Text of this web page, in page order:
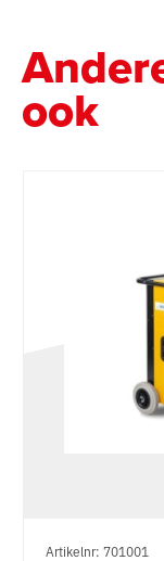
ook
Artikelnr: 701001